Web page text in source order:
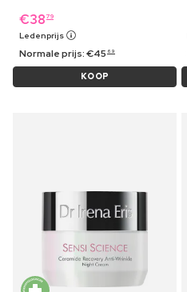
€38 79
Ledenprijs
Normale prijs:€45 69
KOOP